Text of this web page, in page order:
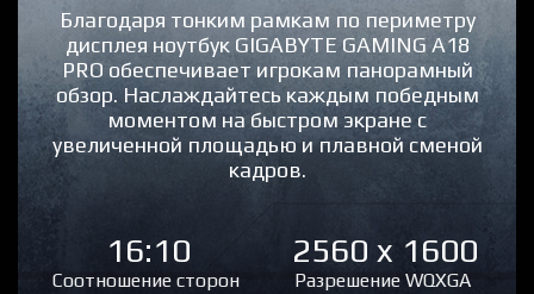
Благодаря тонким рамкам по периметру
дисплея ноутбук GIGABYTE GAMING A18
PRO обеспечивает игрокам панорамный
обзор. Наслаждайтесь каждым победным
моментом на быстром экране с
увеличенной площадью и плавной сменой
кадров.
16:10
Соотношение сторон
2560 x 1600
Разрешение WQXGA